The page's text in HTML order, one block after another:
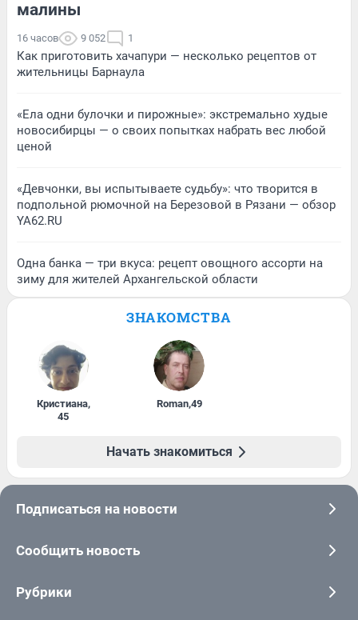
малины
16 часов 9 052 1
Как приготовить хачапури — несколько рецептов от
жительницы Барнаула
«Ела одни булочки и пирожные»: экстремально худые
новосибирцы — о своих попытках набрать вес любой
ценой
«Девчонки, вы испытываете судьбу»: что творится в
подпольной рюмочной на Березовой в Рязани — обзор
YA62.RU
Одна банка — три вкуса: рецепт овощного ассорти на
зиму для жителей Архангельской области
ЗНАКОМСТВА
Кристиана,
45
Roman,49
Начать знакомиться
Подписаться на новости
Сообщить новость
Рубрики